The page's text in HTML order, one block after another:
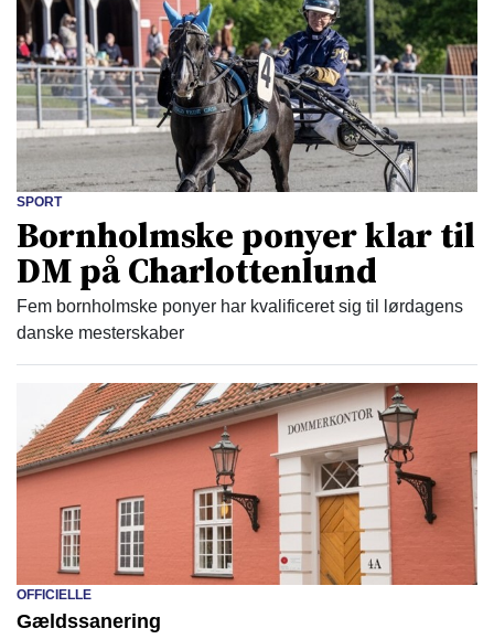
SPORT
Bornholmske ponyer klar til
DM på Charlottenlund
Fem bornholmske ponyer har kvalificeret sig til lørdagens
danske mesterskaber
OFFICIELLE
Gældssanering